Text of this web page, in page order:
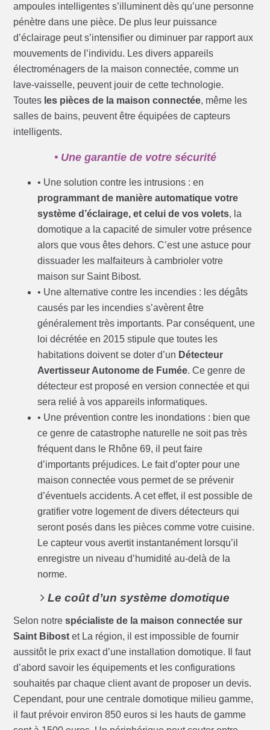
ampoules intelligentes s’illuminent dès qu’une personne
pénètre dans une pièce. De plus leur puissance
d’éclairage peut s’intensifier ou diminuer par rapport aux
mouvements de l’individu. Les divers appareils
électroménagers de la maison connectée, comme un
lave-vaisselle, peuvent jouir de cette technologie.
Toutes les pièces de la maison connectée, même les
salles de bains, peuvent être équipées de capteurs
intelligents.
• Une garantie de votre sécurité
• Une solution contre les intrusions : en
programmant de manière automatique votre
système d’éclairage, et celui de vos volets, la
domotique a la capacité de simuler votre présence
alors que vous êtes dehors. C’est une astuce pour
dissuader les malfaiteurs à cambrioler votre
maison sur Saint Bibost.
• Une alternative contre les incendies : les dégâts
causés par les incendies s’avèrent être
généralement très importants. Par conséquent, une
loi décrétée en 2015 stipule que toutes les
habitations doivent se doter d’un Détecteur
Avertisseur Autonome de Fumée. Ce genre de
détecteur est proposé en version connectée et qui
sera relié à vos appareils informatiques.
• Une prévention contre les inondations : bien que
ce genre de catastrophe naturelle ne soit pas très
fréquent dans le Rhône 69, il peut faire
d’importants préjudices. Le fait d’opter pour une
maison connectée vous permet de se prévenir
d’éventuels accidents. A cet effet, il est possible de
gratifier votre logement de divers détecteurs qui
seront posés dans les pièces comme votre cuisine.
Le capteur vous avertit instantanément lorsqu’il
enregistre un niveau d’humidité au-delà de la
norme.
Le coût d’un système domotique
Selon notrespécialiste de la maison connectée sur
Saint Bibost et La région, il est impossible de fournir
aussitôt le prix exact d’une installation domotique. Il faut
d’abord savoir les équipements et les configurations
souhaités par chaque client avant de proposer un devis.
Cependant, pour une centrale domotique milieu gamme,
il faut prévoir environ 850 euros si les hauts de gamme